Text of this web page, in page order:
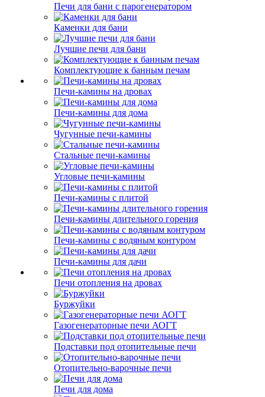
Печи для бани с парогенератором
Каменки для бани
Лучшие печи для бани
Комплектующие к банным печам
Печи-камины на дровах
Печи-камины для дома
Чугунные печи-камины
Стальные печи-камины
Угловые печи-камины
Печи-камины с плитой
Печи-камины длительного горения
Печи-камины с водяным контуром
Печи-камины для дачи
Печи отопления на дровах
Буржуйки
Газогенераторные печи АОГТ
Подставки под отопительные печи
Отопительно-варочные печи
Печи для дома